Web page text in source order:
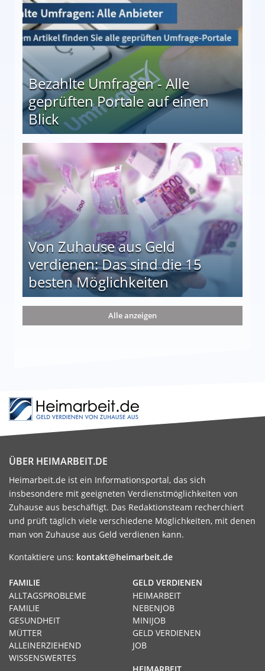
Bezahlte Umfragen - Alle
geprüften Portale auf einen
Blick
auf einen Blick
Von Zuhause aus Geld
verdienen: Das sind die 15
besten Möglichkeiten
die 15 besten Möglichkeiten
Alle anzeigen
ÜBER HEIMARBEIT.DE
Heimarbeit.de ist ein Informationsportal, das sich
insbesondere mit geeigneten Verdienstmöglichkeiten von
Zuhause aus beschäftigt. Das Redaktionsteam recherchiert
und prüft täglich viele verschiedene Möglichkeiten, mit denen
man von Zuhause aus Geld verdienen kann.
Kontaktiere uns: kontakt@heimarbeit.de
GELD VERDIENEN
HEIMARBEIT
NEBENJOB
MINIJOB
GELD VERDIENEN
JOB
FAMILIE
ALLTAGSPROBLEME
FAMILIE
GESUNDHEIT
MÜTTER
ALLEINERZIEHEND
WISSENSWERTES